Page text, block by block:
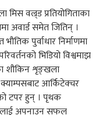
वल्र्ड प्रतियोगिताका
अवार्ड समेत जितिन् ।
पुर्वाधार निर्माणमा
भिडियो विश्वमाझ
शौकिन शृङ्खला
आर्किटेक्चर
टपर हुन् । पृथक
अपनाउन सफल